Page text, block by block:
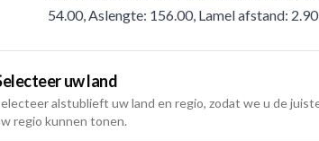
54.00, Aslengte: 156.00, Lamel afstand:
Electrische informatie
uw land
alstublieft uw land en regio, zodat we u de
regio kunnen tonen.